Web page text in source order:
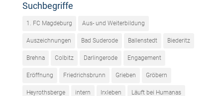
Suchbegriffe
1. FC Magdeburg Aus- und Weiterbildung
Auszeichnungen Bad Suderode Ballenstedt Biederitz
Brehna Colbitz Darlingerode Engagement
Eröffnung Friedrichsbrunn Grieben Gröbern
Heyrothsberge intern Irxleben Läuft bei Humanas